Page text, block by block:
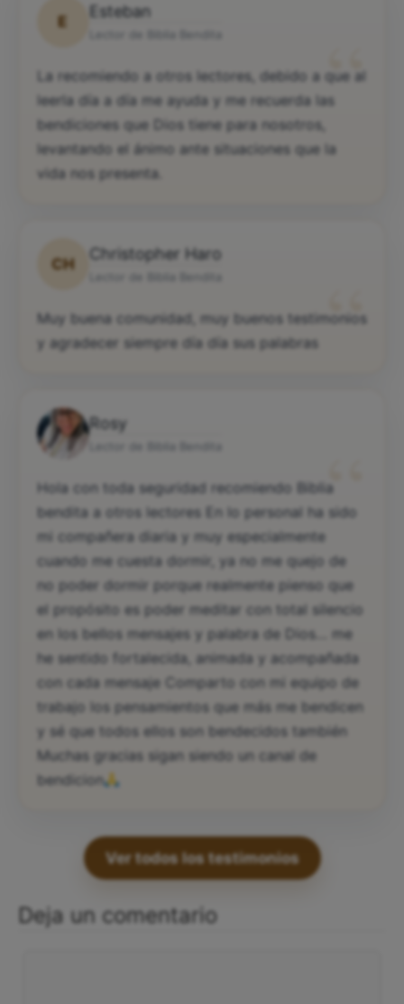
E
Esteban
“
La recomiendo a otros lectores, debido a que al
leerla día a día me ayuda y me recuerda las
bendiciones que Dios tiene para nosotros,
levantando el ánimo ante situaciones que la
vida nos presenta.
CH
Christopher Haro
“
Muy buena comunidad, muy buenos testimonios
y agradecer siempre día día sus palabras
Rosy
“
Hola con toda seguridad recomiendo Biblia
bendita a otros lectores En lo personal ha sido
mi compañera diaria y muy especialmente
cuando me cuesta dormir, ya no me quejo de
no poder dormir porque realmente pienso que
el propósito es poder meditar con total silencio
en los bellos mensajes y palabra de Dios… me
he sentido fortalecida, animada y acompañada
con cada mensaje Comparto con mi equipo de
trabajo los pensamientos que más me bendicen
y sé que todos ellos son bendecidos también
Muchas gracias sigan siendo un canal de
bendicion
Ver todos los testimonios
Deja un comentario